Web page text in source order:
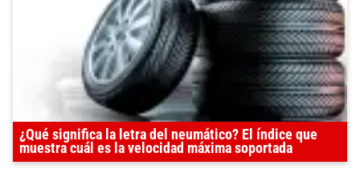
¿Qué significa la letra del neumático? El índice que
muestra cuál es la velocidad máxima soportada